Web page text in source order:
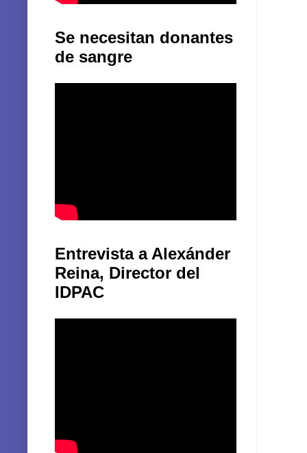
Se necesitan donantes
de sangre
Entrevista a Alexánder
Reina, Director del
IDPAC